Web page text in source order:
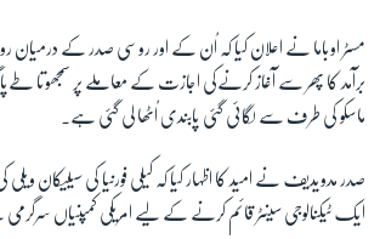
FOLLOW US
مسٹر اوباما نے اعلان کیا کہ اُن کے اور روسی صدر کے درمیان
برآمد کا پھر سے آغاز کرنےکی اجازت کے معاملے پر سمجھوتا
ماسکو کی طرف سے لگائی گئی پابندی اُٹھا لی گئی ہے۔
صدر مدویدیف نے امید کا اظہار کیا کہ کیلی فورنیا کی سیلیکان ویلی
ایک ٹیکنالوجی سینٹر قائم کرنے کے لیے امریکی کمپنیاں